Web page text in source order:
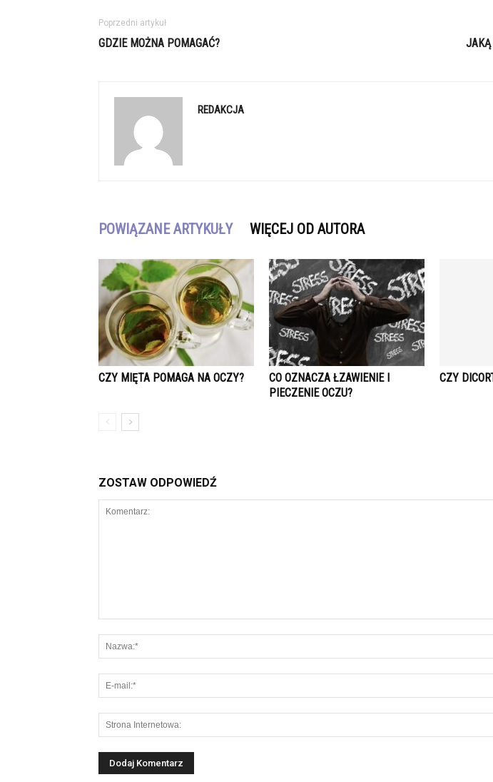
Poprzedni artykuł
GDZIE MOŻNA POMAGAĆ? JAKĄ
REDAKCJA
POWIĄZANE ARTYKUŁY WIĘCEJ OD AUTORA
CZY MIĘTA POMAGA NA OCZY?
CO OZNACZA ŁZAWIENIE I
PIECZENIE OCZU?
CZY
ZOSTAW ODPOWIEDŹ